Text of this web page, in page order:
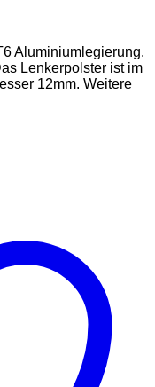
Aluminiumlegierung.
Lenkerpolster ist im
12mm. Weitere